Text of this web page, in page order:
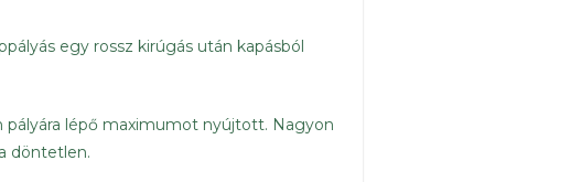
egy rossz kirúgás után kapásból
pályára lépő maximumot nyújtott. Nagyon
döntetlen.